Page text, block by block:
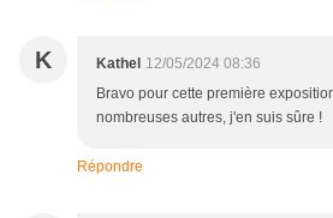
K Kathel 12/05/2024 08:36
Bravo pour cette première
nombreuses autres, j'en suis sûre !
Répondre